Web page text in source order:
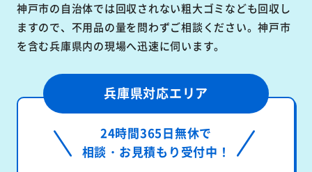
神戸市の自治体では回収されない粗大ゴミなども回収し
ますので、不用品の量を問わずご相談ください。神戸市
を含む兵庫県内の現場へ迅速に伺います。
兵庫県対応エリア
24時間365日無休で
相談・お見積もり受付中！